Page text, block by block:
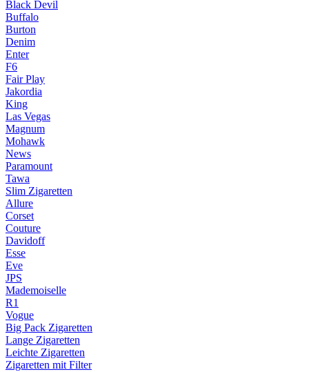
Black Devil
Buffalo
Burton
Denim
Enter
F6
Fair Play
Jakordia
King
Las Vegas
Magnum
Mohawk
News
Paramount
Tawa
Slim Zigaretten
Allure
Corset
Couture
Davidoff
Esse
Eve
JPS
Mademoiselle
R1
Vogue
Big Pack Zigaretten
Lange Zigaretten
Leichte Zigaretten
Zigaretten mit Filter